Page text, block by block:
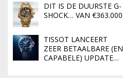
DIT IS DE DUURSTE G-
SHOCK… VAN €363.000
TISSOT LANCEERT
ZEER BETAALBARE (EN
CAPABELE) UPDATE…